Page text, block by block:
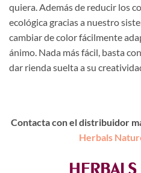
quiera. Además de reducir los
ecológica gracias a nuestro
cambiar de color fácilmente
ánimo. Nada más fácil, basta
dar rienda suelta a su
Contacta con el distribuidor
Herbals